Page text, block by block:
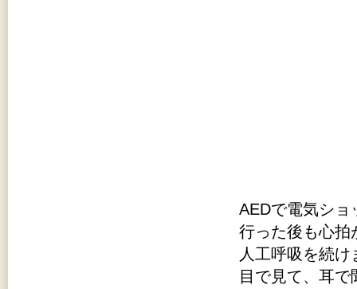
AEDで電気ショ
行った後も心拍
人工呼吸を続け
目で見て、耳